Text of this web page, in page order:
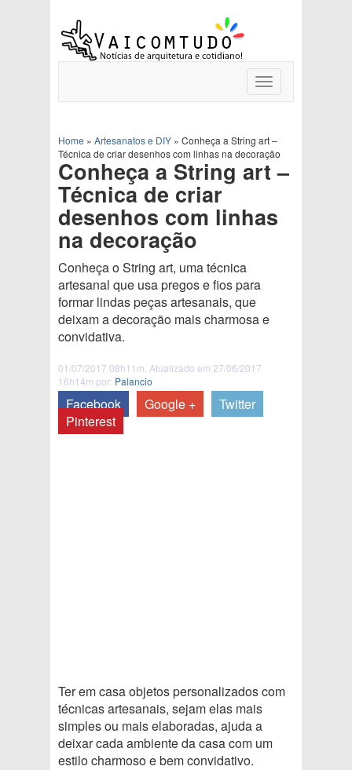
Toggle
navigation
Home » Artesanatos e DIY » Conheça a String art –
Técnica de criar desenhos com linhas na decoração
Conheça a String art –
Técnica de criar
desenhos com linhas
na decoração
Conheça o String art, uma técnica
artesanal que usa pregos e fios para
formar lindas peças artesanais, que
deixam a decoração mais charmosa e
convidativa.
01/07/2017 08h11m. Atualizado em 27/06/2017
16h14m por: Palancio
Facebook Google +
Twitter
Pinterest
Ter em casa objetos personalizados com
técnicas artesanais, sejam elas mais
simples ou mais elaboradas, ajuda a
deixar cada ambiente da casa com um
estilo charmoso e bem convidativo.